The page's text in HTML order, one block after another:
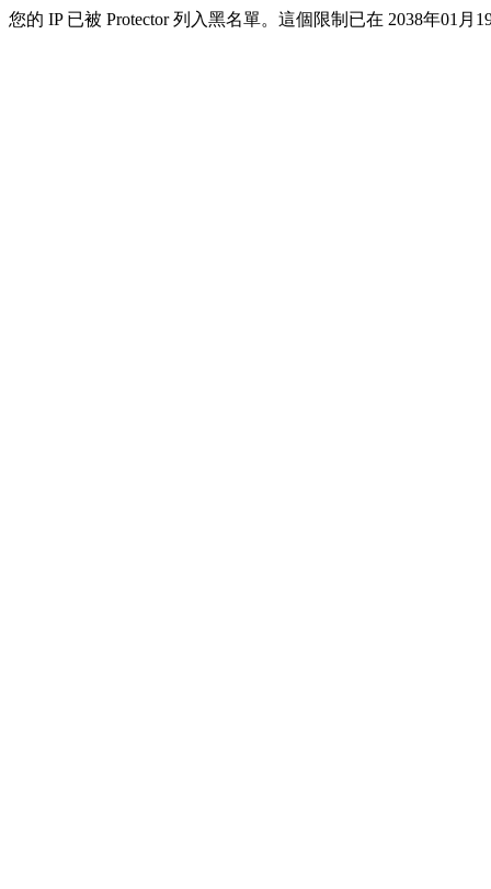
您的 IP 已被 Protector 列入黑名單。這個限制已在 2038年01月